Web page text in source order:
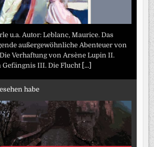
u.a. Autor: Leblanc, Maurice. Das
außergewöhnliche Abenteuer von
Verhaftung von Arsène Lupin II.
III. Die Flucht [...]
habe